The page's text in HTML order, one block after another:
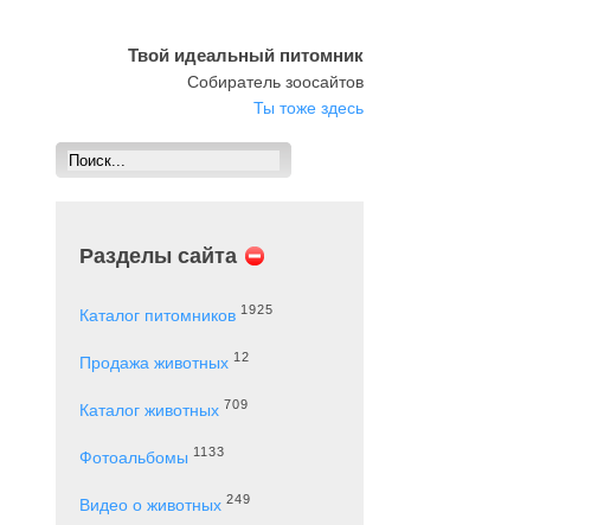
Твой идеальный питомник
Собиратель зоосайтов
Ты тоже здесь
Разделы сайта
Каталог питомников 1925
Продажа животных 12
Каталог животных 709
Фотоальбомы 1133
Видео о животных 249